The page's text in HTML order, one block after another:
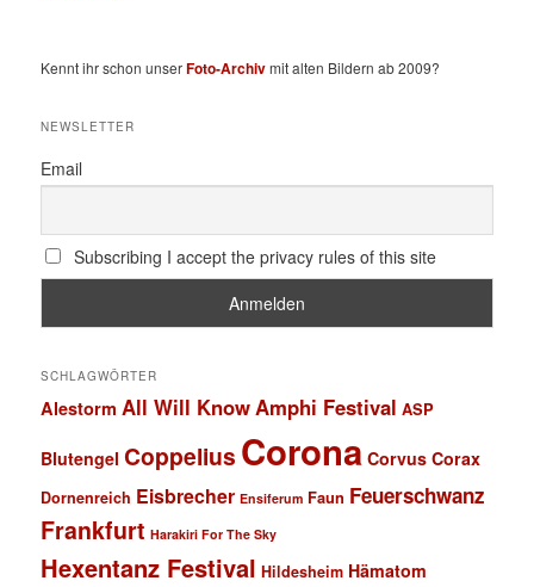
Kennt ihr schon unserFoto-Archivmit alten Bildern ab 2009?
NEWSLETTER
Email
Subscribing I accept the privacy rules of this site
SCHLAGWÖRTER
Alestorm All Will Know Amphi Festival ASP
Blutengel Coppelius Corona Corvus Corax
Dornenreich Eisbrecher Ensiferum Faun Feuerschwanz
Frankfurt Harakiri For The Sky
Hexentanz Festival Hildesheim Hämatom